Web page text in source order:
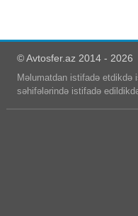
© Avtosfer.az 2014 - 2026
Məlumatdan istifadə etdikdə
səhifələrində istifadə